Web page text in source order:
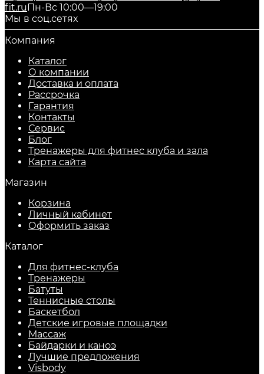
fit.ruПн-Вс 10:00—19:00
Мы в соц.сетях
Компания
Каталог
О компании
Доставка и оплата
Рассрочка
Гарантия
Контакты
Сервис
Блог
Тренажеры для фитнес клуба и зала
Карта сайта
Магазин
Корзина
Личный кабинет
Оформить заказ
Каталог
Для фитнес-клуба
Тренажеры
Батуты
Теннисные столы
Баскетбол
Детские игровые площадки
Массаж
Байдарки и каноэ
Лучшие предложения
Visbody